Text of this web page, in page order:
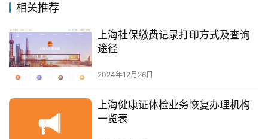
相关推荐
上海社保缴费记录打印方式及查询
途径
2024年12月26日
上海健康证体检业务恢复办理机构
一览表